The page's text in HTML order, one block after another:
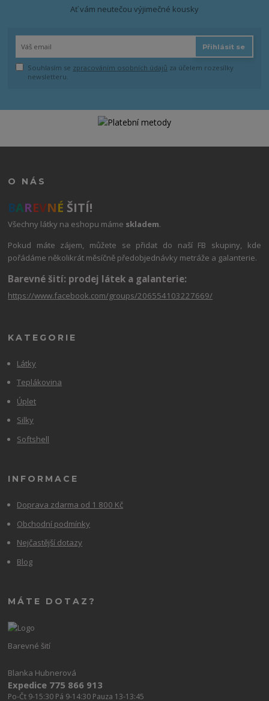
Ať vám neutečou výjimečné kousky
Přihlásit se
Souhlasím se zpracováním osobních údajů za účelem rozesílky
newsletteru.
O NÁS
BAREVNÉ ŠITÍ!
Všechny látky na eshopu máme skladem.
Pokud máte zájem, můžete se přidat do naší FB skupiny, kde
pořádáme několikrát měsíčně předobjednávky metráže a galanterie.
Barevné šití: prodej látek a galanterie:
https://www.facebook.com/groups/206554103227669/
KATEGORIE
Látky
Teplákovina
Úplet
Silky
Softshell
INFORMACE
Doprava zdarma od 1 800 Kč
Obchodní podmínky
Nejčastější dotazy
Blog
MÁTE DOTAZ?
Barevné šití
Blanka Hubnerová
Expedice 775 866 913
Po-Čt 9-15:30 Pá 9-14:30 Pauza 13-13:45